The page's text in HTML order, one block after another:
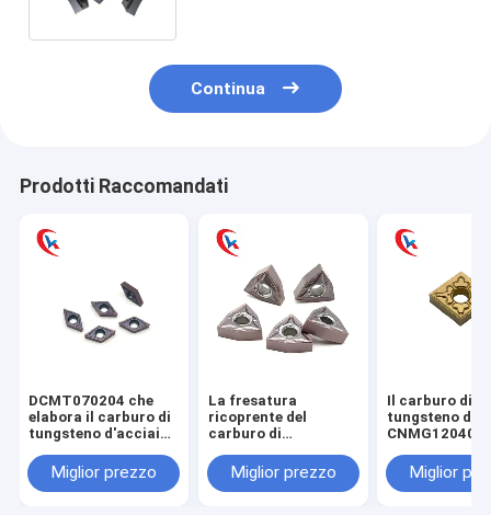
Continua
Prodotti Raccomandati
DCMT070204 che
elabora il carburo di
tungsteno d'acciaio
il rivestimento fisico
Miglior prezzo
La fresatura
ricoprente del
carburo di
PVD inserisce la
rifinitura di acciaio
Miglior prezzo
Il carburo di
tungsteno di
rivestimento
chimico per le
Miglior